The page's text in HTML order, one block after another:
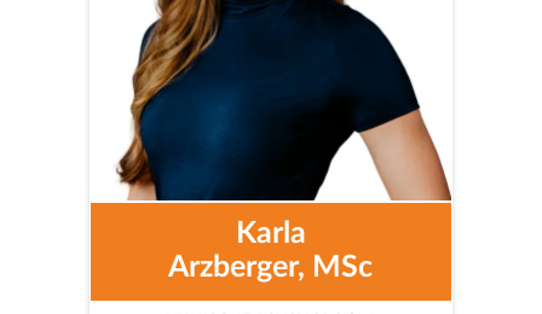
Karla
Arzberger, MSc